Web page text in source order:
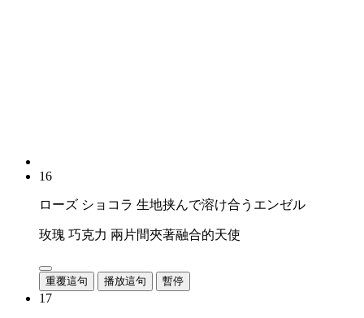
16
ローズ ショコラ 生地挟んで溶け合うエンゼル
玫瑰 巧克力 兩片間夾著融合的天使
重覆這句 播放這句 暫停
17